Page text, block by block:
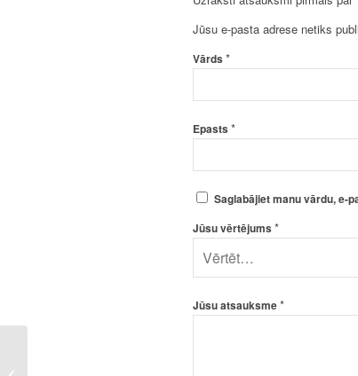
Jūsu e-pasta adrese netiks
Vārds *
Epasts *
Saglabājiet manu vārdu, e-
Jūsu vērtējums *
Jūsu atsauksme*